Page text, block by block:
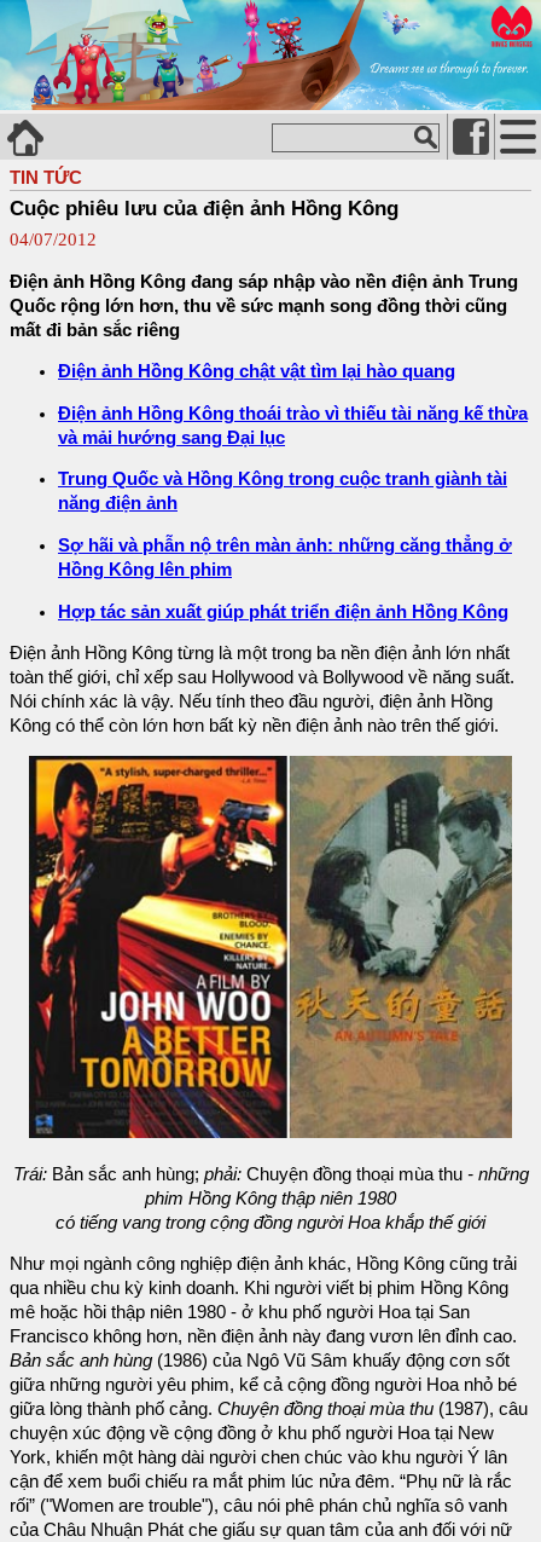
TIN TỨC
Cuộc phiêu lưu của điện ảnh Hồng Kông
04/07/2012
Điện ảnh Hồng Kông đang sáp nhập vào nền điện ảnh Trung
Quốc rộng lớn hơn, thu về sức mạnh song đồng thời cũng
mất đi bản sắc riêng
Điện ảnh Hồng Kông chật vật tìm lại hào quang
Điện ảnh Hồng Kông thoái trào vì thiếu tài năng kế thừa
và mải hướng sang Đại lục
Trung Quốc và Hồng Kông trong cuộc tranh giành tài
năng điện ảnh
Sợ hãi và phẫn nộ trên màn ảnh: những căng thẳng ở
Hồng Kông lên phim
Hợp tác sản xuất giúp phát triển điện ảnh Hồng Kông
Điện ảnh Hồng Kông từng là một trong ba nền điện ảnh lớn nhất
toàn thế giới, chỉ xếp sau Hollywood và Bollywood về năng suất.
Nói chính xác là vậy. Nếu tính theo đầu người, điện ảnh Hồng
Kông có thể còn lớn hơn bất kỳ nền điện ảnh nào trên thế giới.
Trái: Bản sắc anh hùng; phải: Chuyện đồng thoại mùa thu - những
phim Hồng Kông thập niên 1980
có tiếng vang trong cộng đồng người Hoa khắp thế giới
Như mọi ngành công nghiệp điện ảnh khác, Hồng Kông cũng trải
qua nhiều chu kỳ kinh doanh. Khi người viết bị phim Hồng Kông
mê hoặc hồi thập niên 1980 - ở khu phố người Hoa tại San
Francisco không hơn, nền điện ảnh này đang vươn lên đỉnh cao.
Bản sắc anh hùng (1986) của Ngô Vũ Sâm khuấy động cơn sốt
giữa những người yêu phim, kể cả cộng đồng người Hoa nhỏ bé
giữa lòng thành phố cảng. Chuyện đồng thoại mùa thu (1987), câu
chuyện xúc động về cộng đồng ở khu phố người Hoa tại New
York, khiến một hàng dài người chen chúc vào khu người Ý lân
cận để xem buổi chiếu ra mắt phim lúc nửa đêm. “Phụ nữ là rắc
rối” ("Women are trouble"), câu nói phê phán chủ nghĩa sô vanh
của Châu Nhuận Phát che giấu sự quan tâm của anh đối với nữ